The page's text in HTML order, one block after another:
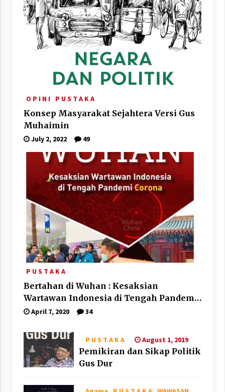
O P I N I P U S T A K A
Konsep Masyarakat Sejahtera Versi Gus
Muhaimin
July 2, 2022 49
P U S T A K A
Bertahan di Wuhan : Kesaksian
Wartawan Indonesia di Tengah Pandemi
Corona
April 7, 2020 34
P U S T A K A August 1, 2019
Pemikiran dan Sikap Politik
Gus Dur